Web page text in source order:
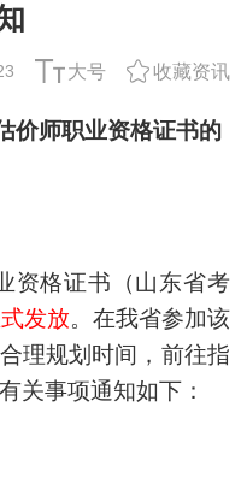
大号 收藏资讯
价师职业资格证书的
资格证书（山东省考
发放。在我省参加该
理规划时间，前往指
关事项通知如下：